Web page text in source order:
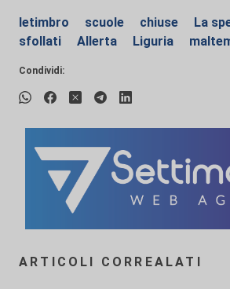
letimbro scuole chiuse La
sfollati
Allerta Liguria
Condividi:
ARTICOLI CORREALATI